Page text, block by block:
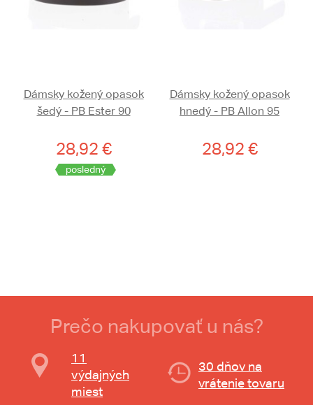
Dámsky kožený opasok
šedý - PB Ester 90
28,92 €
posledný
Dámsky kožený opasok
hnedý - PB Allon 95
28,92 €
Prečo nakupovať u nás?
11
výdajných
miest
30 dňov na
vrátenie tovaru